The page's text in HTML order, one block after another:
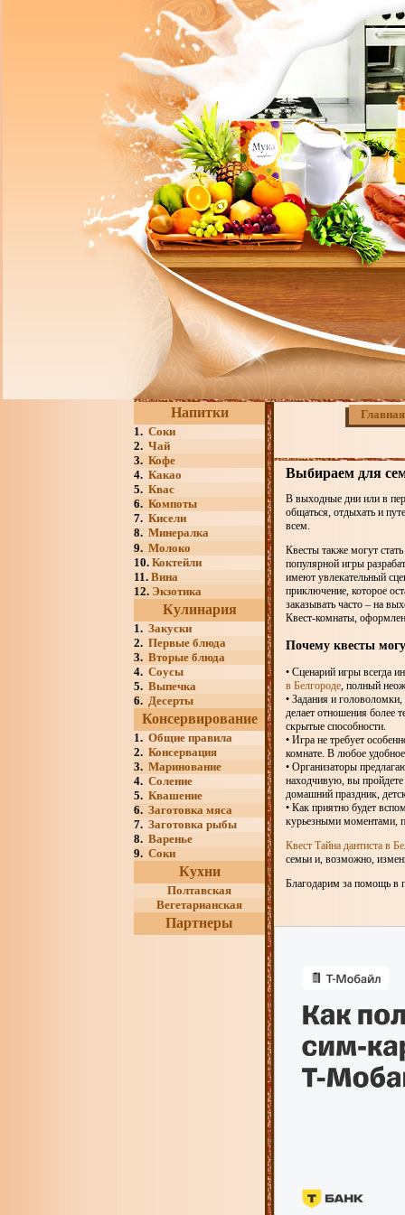
Напитки
1. Соки
2. Чай
3. Кофе
4. Какао
5. Квас
6. Компоты
7. Кисели
8. Минералка
9. Молоко
10. Коктейли
11. Вина
12. Экзотика
Кулинария
1. Закуски
2. Первые блюда
3. Вторые блюда
4. Соусы
5. Выпечка
6. Десерты
Консервирование
1. Общие правила
2. Консервация
3. Маринование
4. Соление
5. Квашение
6. Заготовка мяса
7. Заготовка рыбы
8. Варенье
9. Соки
Кухни
Полтавская
Вегетарианская
Партнеры
Главная
Выбираем для
В выходные дни или в
общаться, отдыхать и
всем.
Квесты также могут
популярной игры
имеют увлекательный
приключение, которое
заказывать часто – на
Квест-комнаты,
Почему квесты
• Сценарий игры всегда
в Белгороде, полный
• Задания и
делает отношения более
скрытые способности.
• Игра не требует
комнате. В любое
• Организаторы
находчивую, вы пройдете
домашний праздник,
• Как приятно будет
курьезными моментами,
Квест Тайна дантиста в
семьи и, возможно,
Благодарим за помощь в